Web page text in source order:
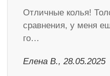
Отличные колья!
сравнения, у меня
го…
Елена В., 28.05.2025